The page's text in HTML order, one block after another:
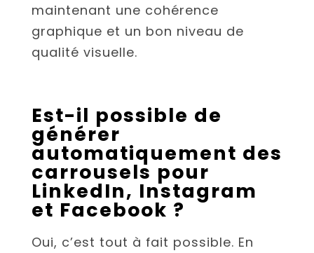
maintenant une cohérence
graphique et un bon niveau de
qualité visuelle.
Est-il possible de
générer
automatiquement des
carrousels pour
LinkedIn, Instagram
et Facebook ?
Oui, c’est tout à fait possible. En